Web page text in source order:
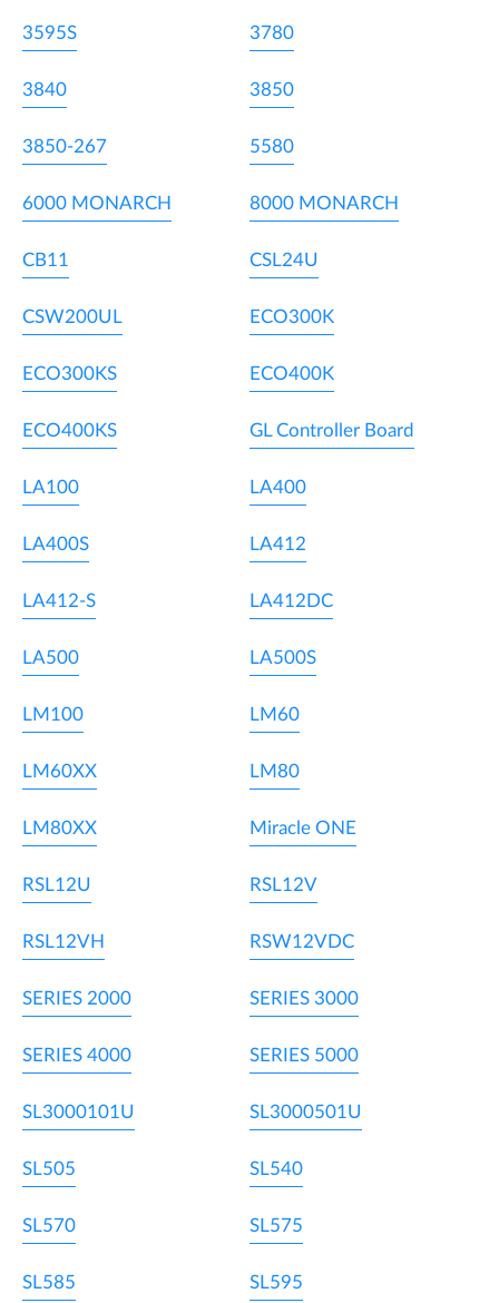
3595S 3780
3840 3850
3850-267 5580
6000 MONARCH 8000 MONARCH
CB11 CSL24U
CSW200UL ECO300K
ECO300KS ECO400K
ECO400KS GL Controller Board
LA100 LA400
LA400S LA412
LA412-S LA412DC
LA500 LA500S
LM100 LM60
LM60XX LM80
LM80XX Miracle ONE
RSL12U RSL12V
RSL12VH RSW12VDC
SERIES 2000 SERIES 3000
SERIES 4000 SERIES 5000
SL3000101U SL3000501U
SL505 SL540
SL570 SL575
SL585 SL595